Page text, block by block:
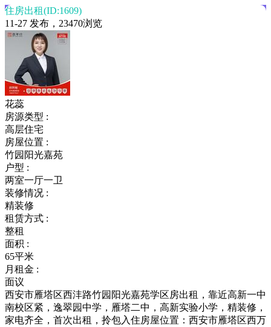
住房出租(ID:1609)
11-27 发布，23470浏览
花蕊
房源类型 :
高层住宅
房屋位置 :
竹园阳光嘉苑
户型 :
两室一厅一卫
装修情况 :
精装修
租赁方式 :
整租
面积 :
65平米
月租金 :
面议
西安市雁塔区西沣路竹园阳光嘉苑学区房出租，靠近高新一中
南校区紧，逸翠园中学，雁塔二中，高新实验小学，精装修，
家电齐全，首次出租，拎包入住房屋位置：西安市雁塔区西万